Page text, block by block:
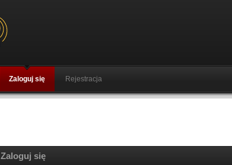
Zaloguj się Rejestracja
Zaloguj się